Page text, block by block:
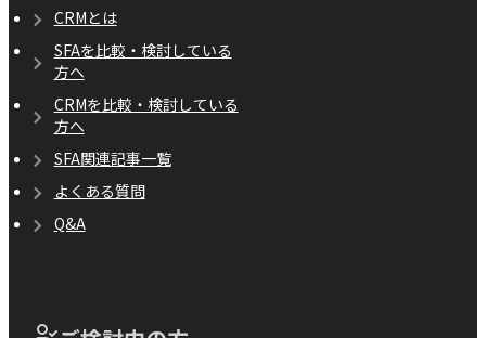
CRMとは
SFAを比較・検討している
方へ
CRMを比較・検討している
方へ
SFA関連記事一覧
よくある質問
Q&A